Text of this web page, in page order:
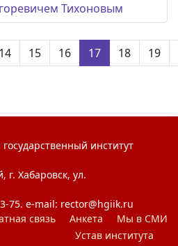
Тихоновым
14 15 16 17 18 19
институт
г. Хабаровск, ул.
75. e-mail: rector@hgiik.ru
связь Анкета
Мы в СМИ
Устав института